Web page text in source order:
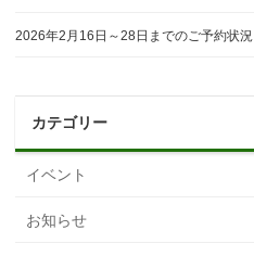
2026年2月16日～28日までのご予約状況
カテゴリー
イベント
お知らせ